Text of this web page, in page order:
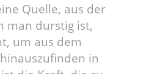
Quelle, aus der
man durstig ist,
um aus dem
in